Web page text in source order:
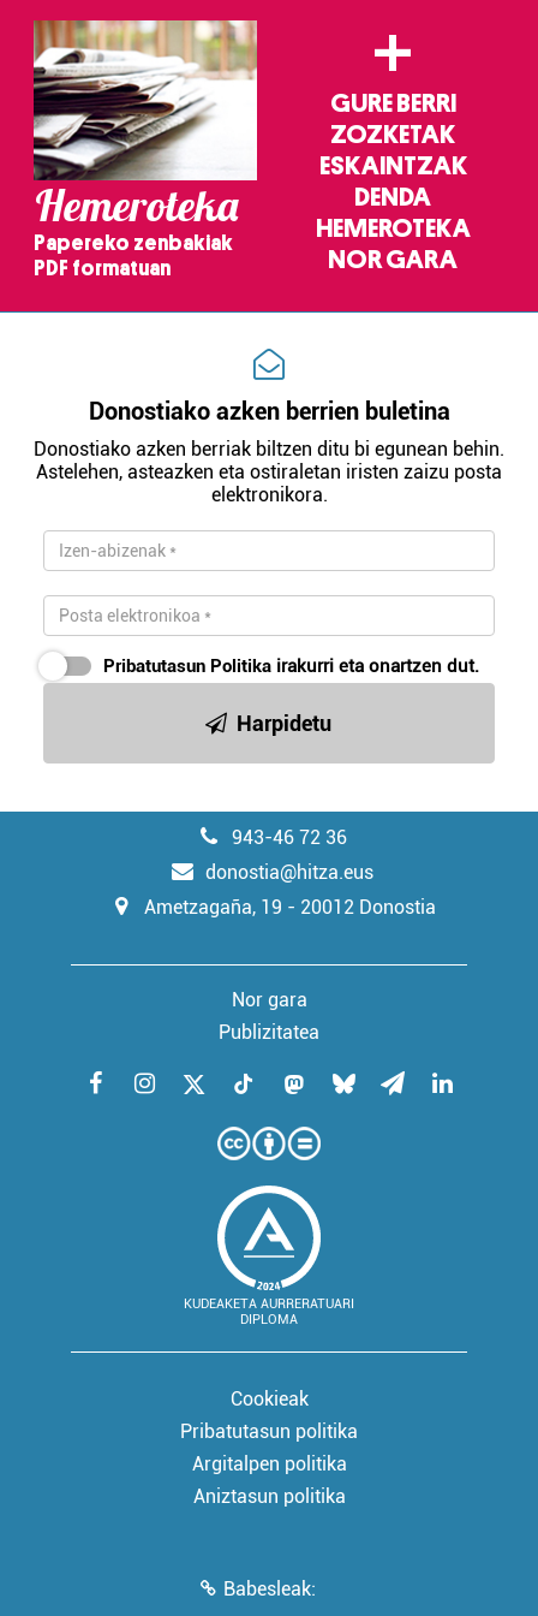
Hemeroteka
Papereko zenbakiak
PDF formatuan
+
GURE BERRI
ZOZKETAK
ESKAINTZAK
DENDA
HEMEROTEKA
NOR GARA
Donostiako azken berrien buletina
Donostiako azken berriak biltzen ditu bi egunean behin.
Astelehen, asteazken eta ostiraletan iristen zaizu posta
elektronikora.
Pribatutasun Politika irakurri eta onartzen dut.
Harpidetu
943-46 72 36
donostia@hitza.eus
Ametzagaña, 19 - 20012 Donostia
Nor gara
Publizitatea
KUDEAKETA AURRERATUARI
DIPLOMA
Cookieak
Pribatutasun politika
Argitalpen politika
Aniztasun politika
Babesleak: